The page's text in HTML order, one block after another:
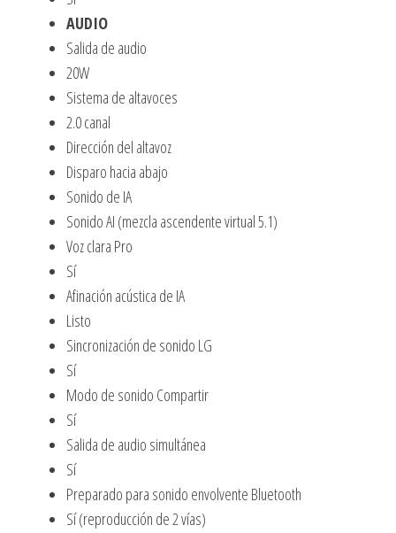
AUDIO
Salida de audio
20W
Sistema de altavoces
2.0 canal
Dirección del altavoz
Disparo hacia abajo
Sonido de IA
Sonido AI (mezcla ascendente virtual 5.1)
Voz clara Pro
Sí
Afinación acústica de IA
Listo
Sincronización de sonido LG
Sí
Modo de sonido Compartir
Sí
Salida de audio simultánea
Sí
Preparado para sonido envolvente Bluetooth
Sí (reproducción de 2 vías)